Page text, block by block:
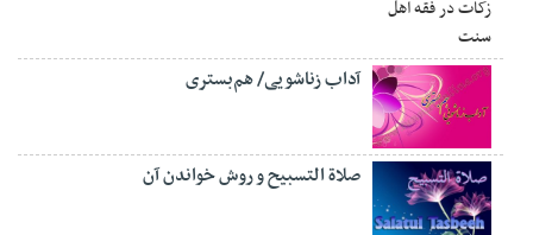
آداب زناشویی/ هم‌بستری
صلاة التسبيح و روش خواندن آن